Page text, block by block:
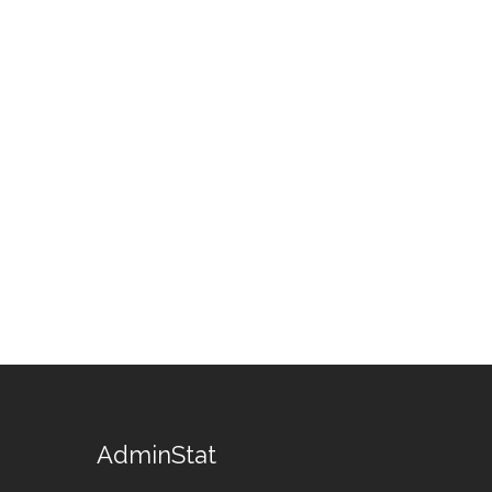
AdminStat